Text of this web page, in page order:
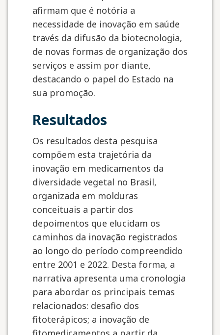
afirmam que é notória a
necessidade de inovação em saúde
través da difusão da biotecnologia,
de novas formas de organização dos
serviços e assim por diante,
destacando o papel do Estado na
sua promoção.
Resultados
Os resultados desta pesquisa
compõem esta trajetória da
inovação em medicamentos da
diversidade vegetal no Brasil,
organizada em molduras
conceituais a partir dos
depoimentos que elucidam os
caminhos da inovação registrados
ao longo do período compreendido
entre 2001 e 2022. Desta forma, a
narrativa apresenta uma cronologia
para abordar os principais temas
relacionados: desafio dos
fitoterápicos; a inovação de